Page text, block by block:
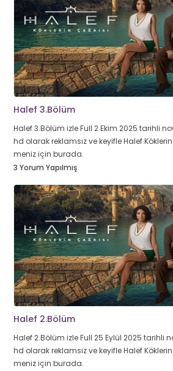
Halef 3.Bölüm
Halef 3.Bölüm izle Full 2 Ekim 2025 tarihli
hd olarak reklamsız ve keyifle Halef
meniz için burada.
3 Yorum Yapılmış
Halef 2.Bölüm
Halef 2.Bölüm izle Full 25 Eylül 2025 tarihli
hd olarak reklamsız ve keyifle Halef
meniz için burada.